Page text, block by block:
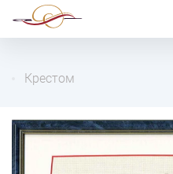
Крестом